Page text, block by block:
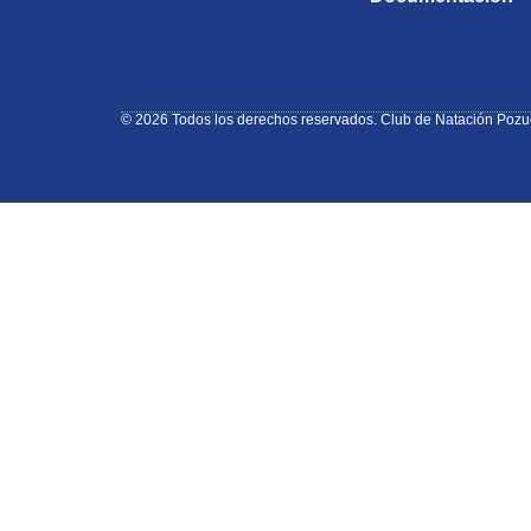
© 2026 Todos los derechos reservados. Club de Natación